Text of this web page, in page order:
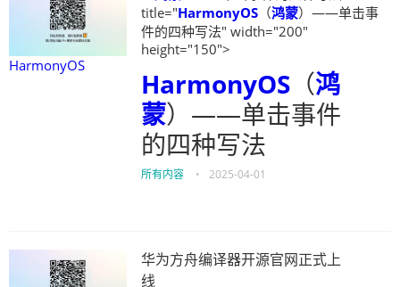
HarmonyOS
title="HarmonyOS （鸿蒙）——单击事
件的四种写法" width="200"
height="150">
HarmonyOS （鸿
蒙）——单击事件
的四种写法
所有内容 • 2025-04-01
华为方舟编译器开源官网正式上
线